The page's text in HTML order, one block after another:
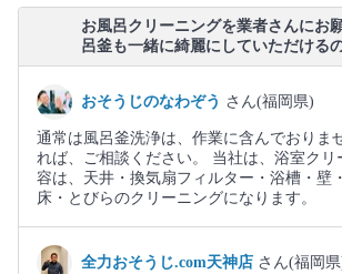
お風呂クリーニングを業者さんにお
呂釜も一緒に綺麗にしていただける
おそうじのなわぞう さん(福岡県)
通常は風呂釜洗浄は、作業に含んでおりま
れば、ご相談ください。 当社は、浴室クリ
容は、天井・換気扇フィルター・浴槽・壁
床・とびらのクリーニングになります。
全力おそうじ.com天神店 さん(福岡